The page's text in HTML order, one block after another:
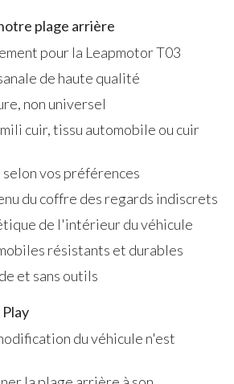
plage arrière
pour la Leapmotor T03
de haute qualité
non universel
cuir, tissu automobile ou cuir
vos préférences
du coffre des regards indiscrets
de l'intérieur du véhicule
résistants et durables
et sans outils
du véhicule n'est